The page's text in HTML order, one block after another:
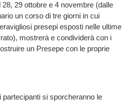
29 ottobre e 4 novembre (dalle
un corso di tre giorni in cui
presepi esposti nelle ultime
mostrerà e condividerà con i
un Presepe con le proprie
si sporcheranno le